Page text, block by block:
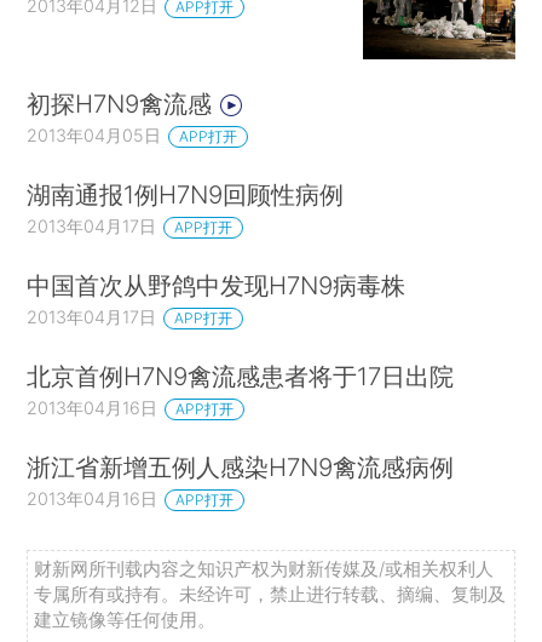
2013年04月12日 APP打开
初探H7N9禽流感
2013年04月05日 APP打开
湖南通报1例H7N9回顾性病例
2013年04月17日 APP打开
中国首次从野鸽中发现H7N9病毒株
2013年04月17日 APP打开
北京首例H7N9禽流感患者将于17日出院
2013年04月16日 APP打开
浙江省新增五例人感染H7N9禽流感病例
2013年04月16日 APP打开
财新网所刊载内容之知识产权为财新传媒及/或相关权利人
专属所有或持有。未经许可，禁止进行转载、摘编、复制及
建立镜像等任何使用。